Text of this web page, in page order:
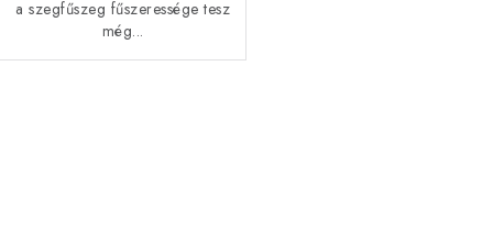
a szegfűszeg fűszeressége tesz
még...